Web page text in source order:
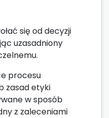
się od decyzji
uzasadniony
procesu
zasad etyki
w sposób
z zaleceniami